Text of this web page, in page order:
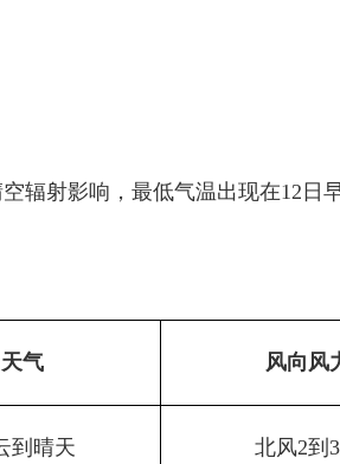
辐射影响，最低气温出现在12
天气 风向风
到晴天 北风2到